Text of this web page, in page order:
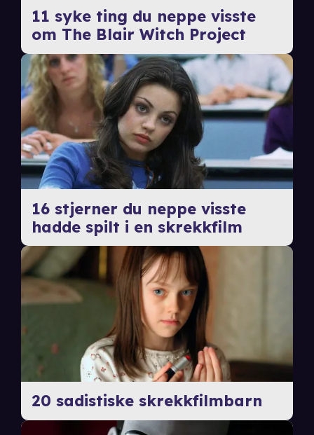
11 syke ting du neppe visste
om The Blair Witch Project
16 stjerner du neppe visste
hadde spilt i en skrekkfilm
20 sadistiske skrekkfilmbarn